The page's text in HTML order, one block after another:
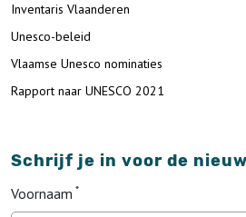
Inventaris Vlaanderen
Unesco-beleid
Vlaamse Unesco nominaties
Rapport naar UNESCO 2021
Schrijf je in voor de
Voornaam